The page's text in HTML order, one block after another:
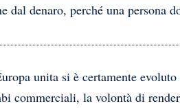
denaro, perché una persona
unita si è certamente
commerciali, la volontà di